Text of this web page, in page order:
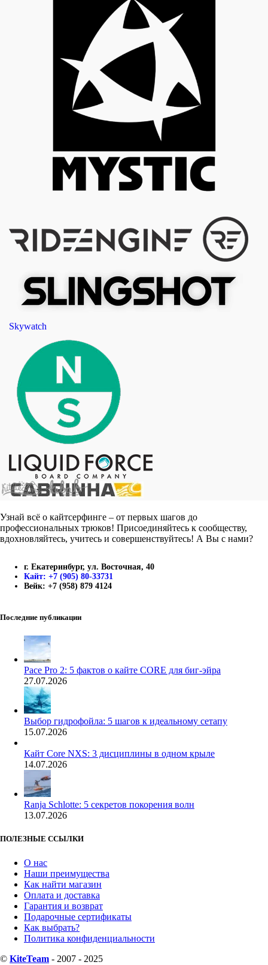
Skywatch
Узнай всё о кайтсерфинге – от первых шагов до
профессиональных трюков! Присоединяйтесь к сообществу,
вдохновляйтесь, учитесь и совершенствуйтесь! А Вы с нами?
г. Екатеринбург, ул. Восточная, 40
Кайт: +7 (905) 80-33731
Вейк: +7 (958) 879 4124
Последние публикации
Pace Pro 2: 5 фактов о кайте CORE для биг-эйра
27.07.2026
Выбор гидрофойла: 5 шагов к идеальному сетапу
15.07.2026
Кайт Core NXS: 3 дисциплины в одном крыле
14.07.2026
Ranja Schlotte: 5 секретов покорения волн
13.07.2026
ПОЛЕЗНЫЕ ССЫЛКИ
О нас
Наши преимущества
Как найти магазин
Оплата и доставка
Гарантия и возврат
Подарочные сертификаты
Как выбрать?
Политика конфиденциальности
© KiteTeam - 2007 - 2025